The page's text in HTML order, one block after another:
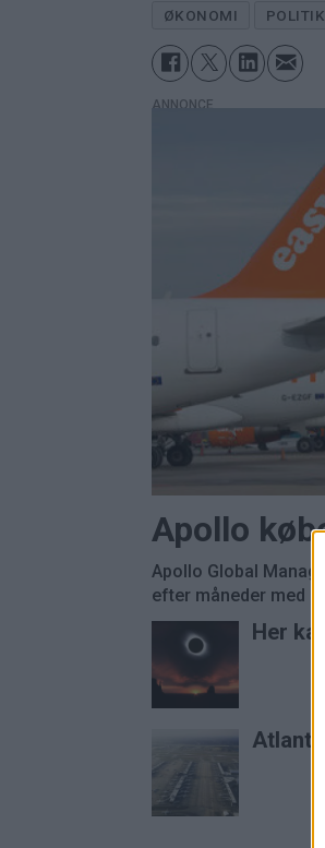
ØKONOMI POLITIK
ANNONCE
Apollo
Apollo Global
efter måneder med
Her